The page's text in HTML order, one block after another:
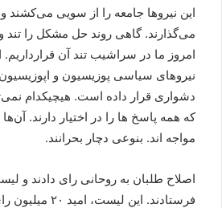
این نیروها جامعه را از سویی می‌کشند
می‌گذارند. گاهی روند حل مشکل را تند
امروز ما در سراشیب تند آن قرارداریم.
نیروهای سیاسی پوزیسیون و
دشواری قرار داده است. هیچیکدام
که همه پاسخ ها را در اختیار دارند.
مواجه اند. بنوعی دچار بحرانند.
اصلاح طلبان به روحانی رای دادند و
فرستادند. این